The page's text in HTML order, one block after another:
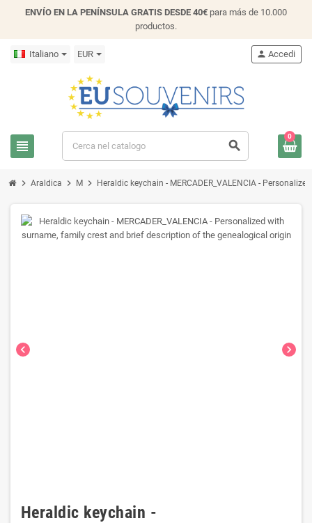
ENVÍO EN LA PENÍNSULA GRATIS DESDE 40€ para más de 10.000
productos.
Italiano EUR
view_headline search
person Accedi
0
chevron_right Araldica chevron_right M chevron_right Heraldic keychain - MERCADER_VALENCIA -
chevron_left chevron_right
Heraldic keychain -